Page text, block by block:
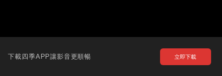
下載四季APP讓影音更順暢 立即下載